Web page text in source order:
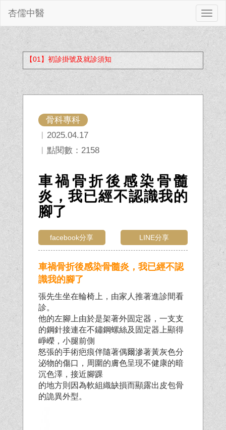
切
換
杏儒中醫
【01】初診掛號及就診須知
骨科專科
︱2025.04.17
︱點閱數：2158
車禍骨折後感染骨髓
炎，我已經不認識我的
腳了
facebook分享 LINE分享
車禍骨折後感染骨髓炎，我已經不認
識我的腳了
張先生坐在輪椅上，由家人推著進診間看
診。
他的左腳上由於是架著外固定器，一支支
的鋼針接連在不鏽鋼螺絲及固定器上顯得
崢嶸，小腿前側
怒張的手術疤痕伴隨著偶爾滲著黃灰色分
泌物的傷口，周圍的膚色呈現不健康的暗
沉色澤，接近腳踝
的地方則因為軟組織缺損而顯露出皮包骨
的詭異外型。